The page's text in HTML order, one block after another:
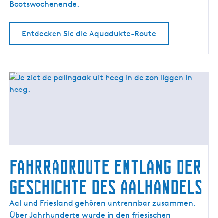
o
Bootswochenende.
Entdecken Sie die Aquadukte-Route
Fahrradroute entlang der
Geschichte des Aalhandels
F
a
Aal und Friesland gehören untrennbar zusammen.
Über Jahrhunderte wurde in den friesischen